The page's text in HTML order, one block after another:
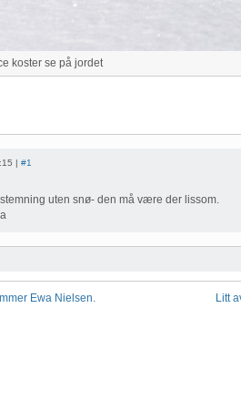
koster se på jordet
| #1
uten snø- den må være der lissom.
Ewa Nielsen. Litt